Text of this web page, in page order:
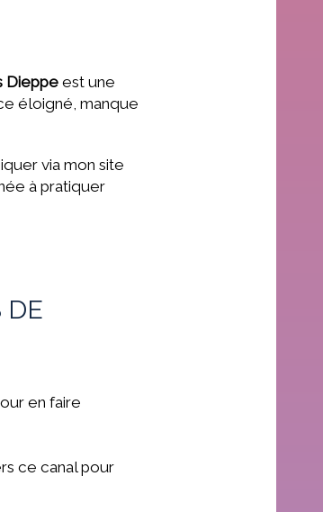
Dieppe est une
éloigné, manque
via mon site
à pratiquer
DE
en faire
ce canal pour